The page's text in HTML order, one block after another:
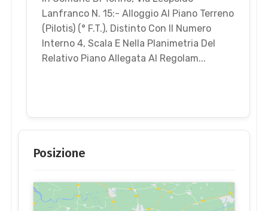
Lanfranco N. 15:- Alloggio Al Piano Terreno
(Pilotis) (° F.T.), Distinto Con Il Numero
Interno 4, Scala E Nella Planimetria Del
Relativo Piano Allegata Al Regolam...
Posizione